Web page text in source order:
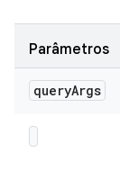
Parâmetros
queryArgs